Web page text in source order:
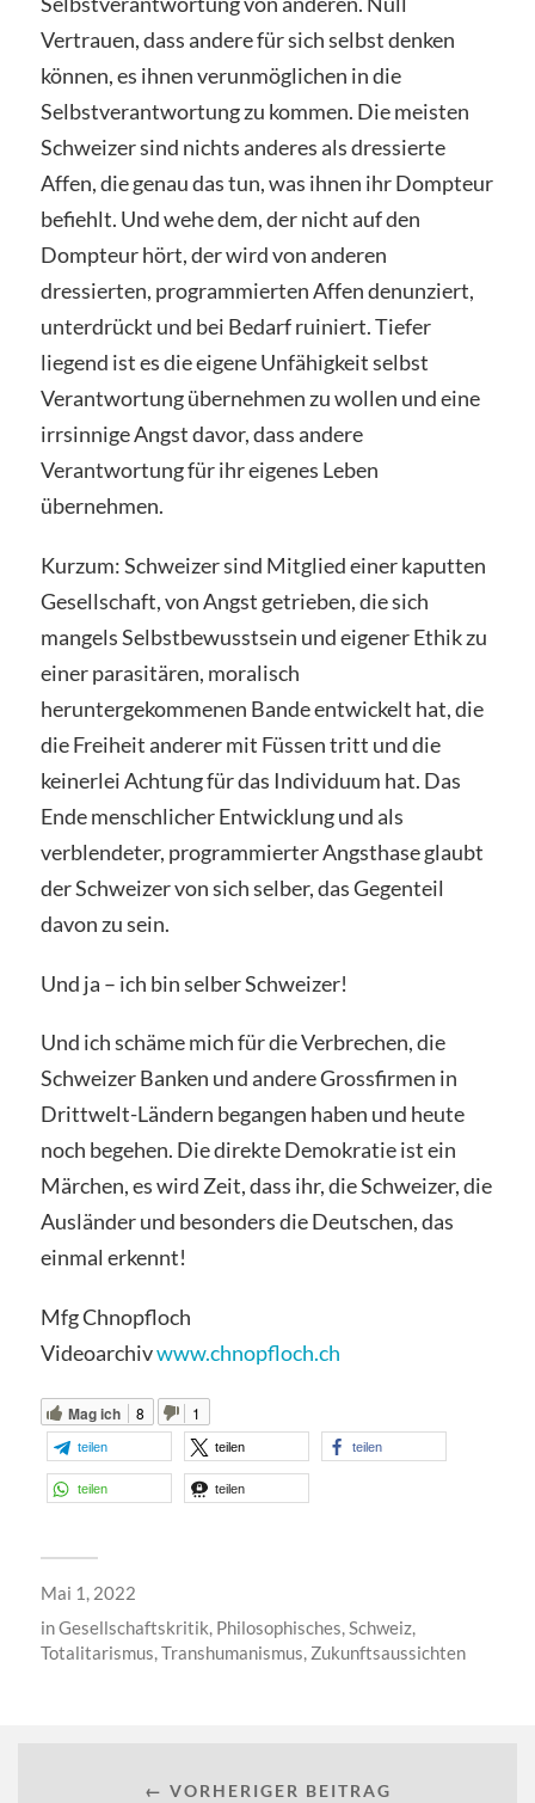
Vertrauen, dass andere für sich selbst denken
können, es ihnen verunmöglichen in die
Selbstverantwortung zu kommen. Die meisten
Schweizer sind nichts anderes als dressierte
Affen, die genau das tun, was ihnen ihr Dompteur
befiehlt. Und wehe dem, der nicht auf den
Dompteur hört, der wird von anderen
dressierten, programmierten Affen denunziert,
unterdrückt und bei Bedarf ruiniert. Tiefer
liegend ist es die eigene Unfähigkeit selbst
Verantwortung übernehmen zu wollen und eine
irrsinnige Angst davor, dass andere
Verantwortung für ihr eigenes Leben
übernehmen.
Kurzum: Schweizer sind Mitglied einer kaputten
Gesellschaft, von Angst getrieben, die sich
mangels Selbstbewusstsein und eigener Ethik zu
einer parasitären, moralisch
heruntergekommenen Bande entwickelt hat, die
die Freiheit anderer mit Füssen tritt und die
keinerlei Achtung für das Individuum hat. Das
Ende menschlicher Entwicklung und als
verblendeter, programmierter Angsthase glaubt
der Schweizer von sich selber, das Gegenteil
davon zu sein.
Und ja – ich bin selber Schweizer!
Und ich schäme mich für die Verbrechen, die
Schweizer Banken und andere Grossfirmen in
Drittwelt-Ländern begangen haben und heute
noch begehen. Die direkte Demokratie ist ein
Märchen, es wird Zeit, dass ihr, die Schweizer, die
Ausländer und besonders die Deutschen, das
einmal erkennt!
Mfg Chnopfloch
Videoarchivwww.chnopfloch.ch
Mag ich 8 1
teilen teilen teilen
teilen teilen
Mai 1, 2022
inGesellschaftskritik, Philosophisches,Schweiz,
Totalitarismus,Transhumanismus, Zukunftsaussichten
← VORHERIGER BEITRAG